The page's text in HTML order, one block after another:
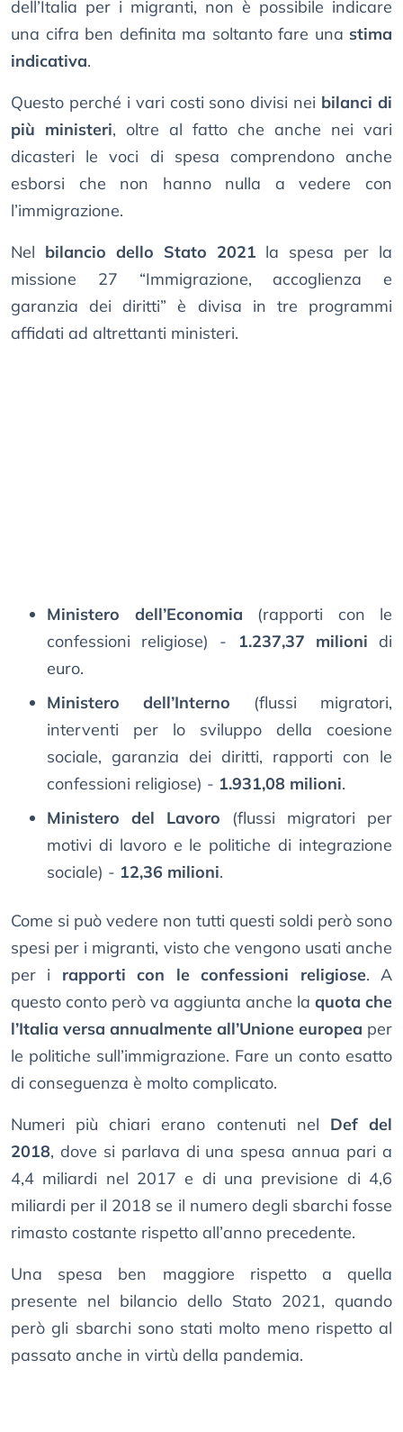
dell’Italia per i migranti, non è possibile indicare
una cifra ben definita ma soltanto fare una stima
indicativa.
Questo perché i vari costi sono divisi nei bilanci di
più ministeri, oltre al fatto che anche nei vari
dicasteri le voci di spesa comprendono anche
esborsi che non hanno nulla a vedere con
l’immigrazione.
Nel bilancio dello Stato 2021 la spesa per la
missione 27 “Immigrazione, accoglienza e
garanzia dei diritti” è divisa in tre programmi
affidati ad altrettanti ministeri.
Ministero dell’Economia (rapporti con le
confessioni religiose) -
1.237,37 milioni di
euro.
Ministero dell’Interno (flussi migratori,
interventi per lo sviluppo della coesione
sociale, garanzia dei diritti, rapporti con le
confessioni religiose) - 1.931,08 milioni.
Ministero del Lavoro (flussi migratori per
motivi di lavoro e le politiche di integrazione
sociale) - 12,36 milioni.
Come si può vedere non tutti questi soldi però sono
spesi per i migranti, visto che vengono usati anche
per i rapporti con le confessioni religiose. A
questo conto però va aggiunta anche la quota che
l’Italia versa annualmente all’Unione europea per
le politiche sull’immigrazione. Fare un conto esatto
di conseguenza è molto complicato.
Numeri più chiari erano contenuti nel Def del
2018, dove si parlava di una spesa annua pari a
4,4 miliardi nel 2017 e di una previsione di 4,6
miliardi per il 2018 se il numero degli sbarchi fosse
rimasto costante rispetto all’anno precedente.
Una spesa ben maggiore rispetto a quella
presente nel bilancio dello Stato 2021, quando
però gli sbarchi sono stati molto meno rispetto al
passato anche in virtù della pandemia.